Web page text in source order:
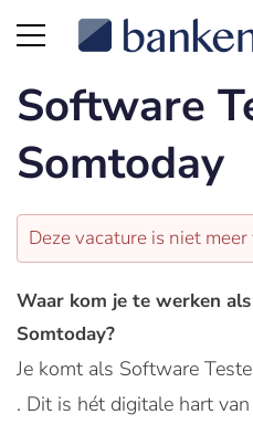
Software
Somtoday
Deze vacature is niet
Waar kom je te werken
Somtoday?
Je komt als Software
. Dit is hét digitale hart